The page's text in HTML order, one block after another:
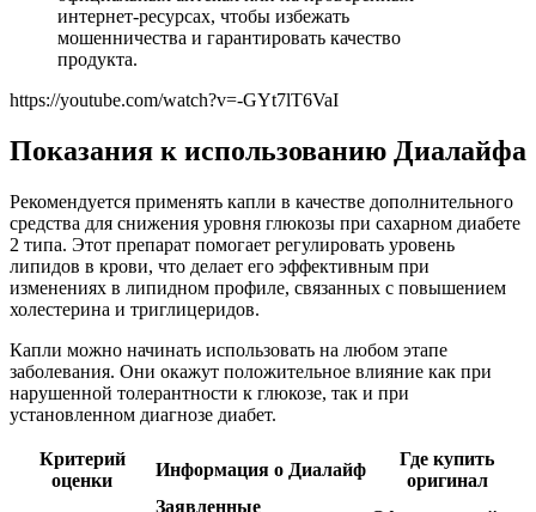
интернет-ресурсах, чтобы избежать
мошенничества и гарантировать качество
продукта.
https://youtube.com/watch?v=-GYt7lT6VaI
Показания к использованию Диалайфа
Рекомендуется применять капли в качестве дополнительного
средства для снижения уровня глюкозы при сахарном диабете
2 типа. Этот препарат помогает регулировать уровень
липидов в крови, что делает его эффективным при
изменениях в липидном профиле, связанных с повышением
холестерина и триглицеридов.
Капли можно начинать использовать на любом этапе
заболевания. Они окажут положительное влияние как при
нарушенной толерантности к глюкозе, так и при
установленном диагнозе диабет.
Критерий
оценки
Информация о Диалайф
Где купить
оригинал
Заявленные